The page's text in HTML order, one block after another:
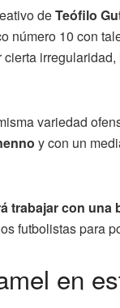
deTeófilo
número 10 con
variedad
y con un
trabajar con una
futbolistas para
en